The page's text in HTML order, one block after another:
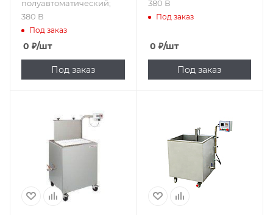
полуавтоматический;
380 В
Под заказ
0 ₽/шт
Под заказ
380 В
Под заказ
0 ₽/шт
Под заказ
установка; 380 В